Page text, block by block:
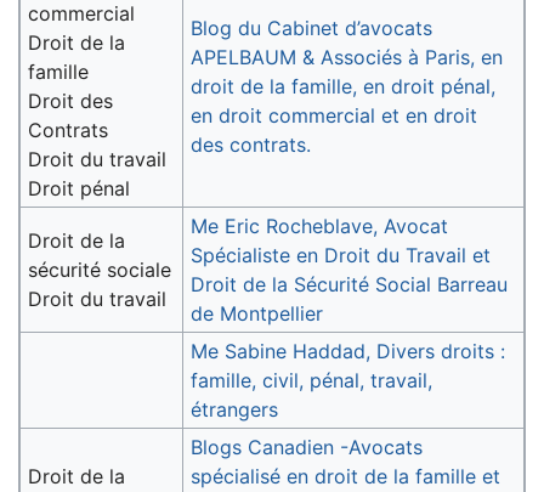
commercial
Droit de la
famille
Droit des
Contrats
Droit du travail
Droit pénal
Blog du Cabinet d’avocats
APELBAUM & Associés à Paris, en
droit de la famille, en droit pénal,
en droit commercial et en droit
des contrats.
Droit de la
sécurité sociale
Droit du travail
Me Eric Rocheblave, Avocat
Spécialiste en Droit du Travail et
Droit de la Sécurité Social Barreau
de Montpellier
Me Sabine Haddad, Divers droits :
famille, civil, pénal, travail,
étrangers
Droit de la
Blogs Canadien -Avocats
spécialisé en droit de la famille et